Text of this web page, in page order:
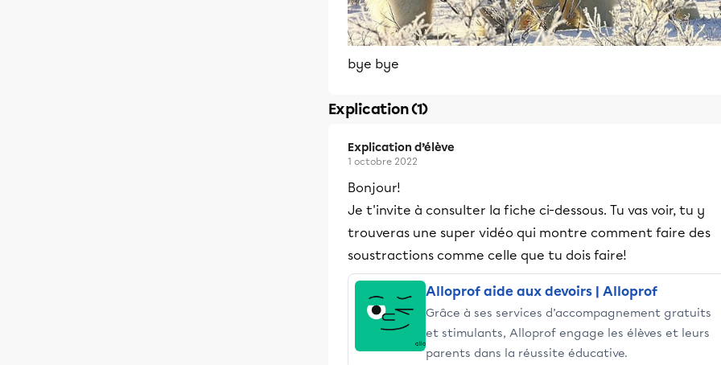
bye bye
Explication (1)
Explication d’élève
1 octobre 2022
Bonjour!
Je t'invite à consulter la fiche ci-dessous. Tu vas voir, tu y
trouveras une super vidéo qui montre comment faire des
soustractions comme celle que tu dois faire!
Alloprof aide aux devoirs | Alloprof
Grâce à ses services d’accompagnement gratuits
et stimulants, Alloprof engage les élèves et leurs
parents dans la réussite éducative.